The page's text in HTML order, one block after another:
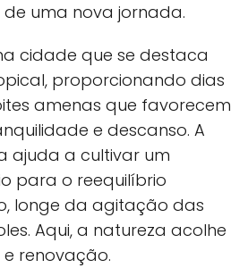
uma nova jornada.
cidade que se destaca
proporcionando dias
amenas que favorecem
e descanso. A
ajuda a cultivar um
para o reequilíbrio
longe da agitação das
Aqui, a natureza acolhe
renovação.